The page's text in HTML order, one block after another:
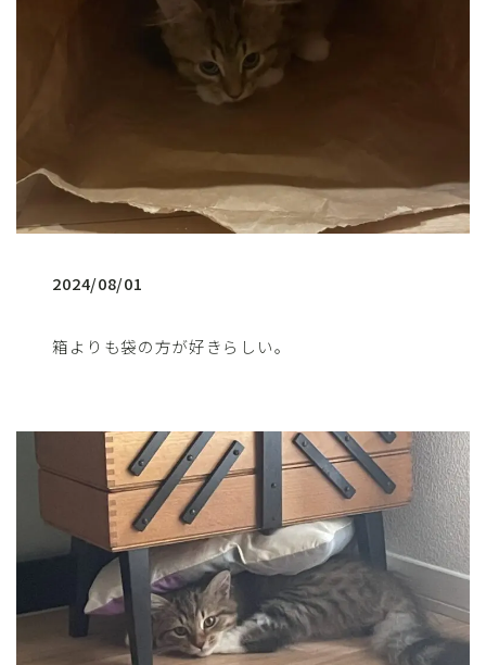
2024/08/01
箱よりも袋の方が好きらしい。